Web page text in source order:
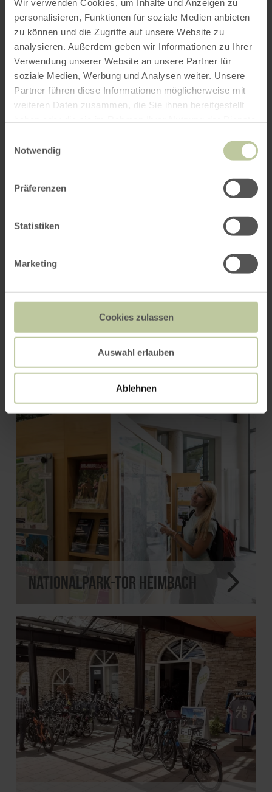
Wir verwenden Cookies, um Inhalte und Anzeigen zu
personalisieren, Funktionen für soziale Medien anbieten
zu können und die Zugriffe auf unsere Website zu
analysieren. Außerdem geben wir Informationen zu Ihrer
Verwendung unserer Website an unsere Partner für
soziale Medien, Werbung und Analysen weiter. Unsere
Partner führen diese Informationen möglicherweise mit
weiteren Daten zusammen, die Sie ihnen bereitgestellt
Notwendig
Präferenzen
Statistiken
Marketing
Cookies zulassen
Auswahl erlauben
Ablehnen
ROUTE PLANEN
Das könnte Sie auch
interessieren
REGIO ORATIO
Benedikt und Konrad Schöller begrüßen
historische Ereignisse in der Nordeifel.
Nationalpark-Tor Heimbach